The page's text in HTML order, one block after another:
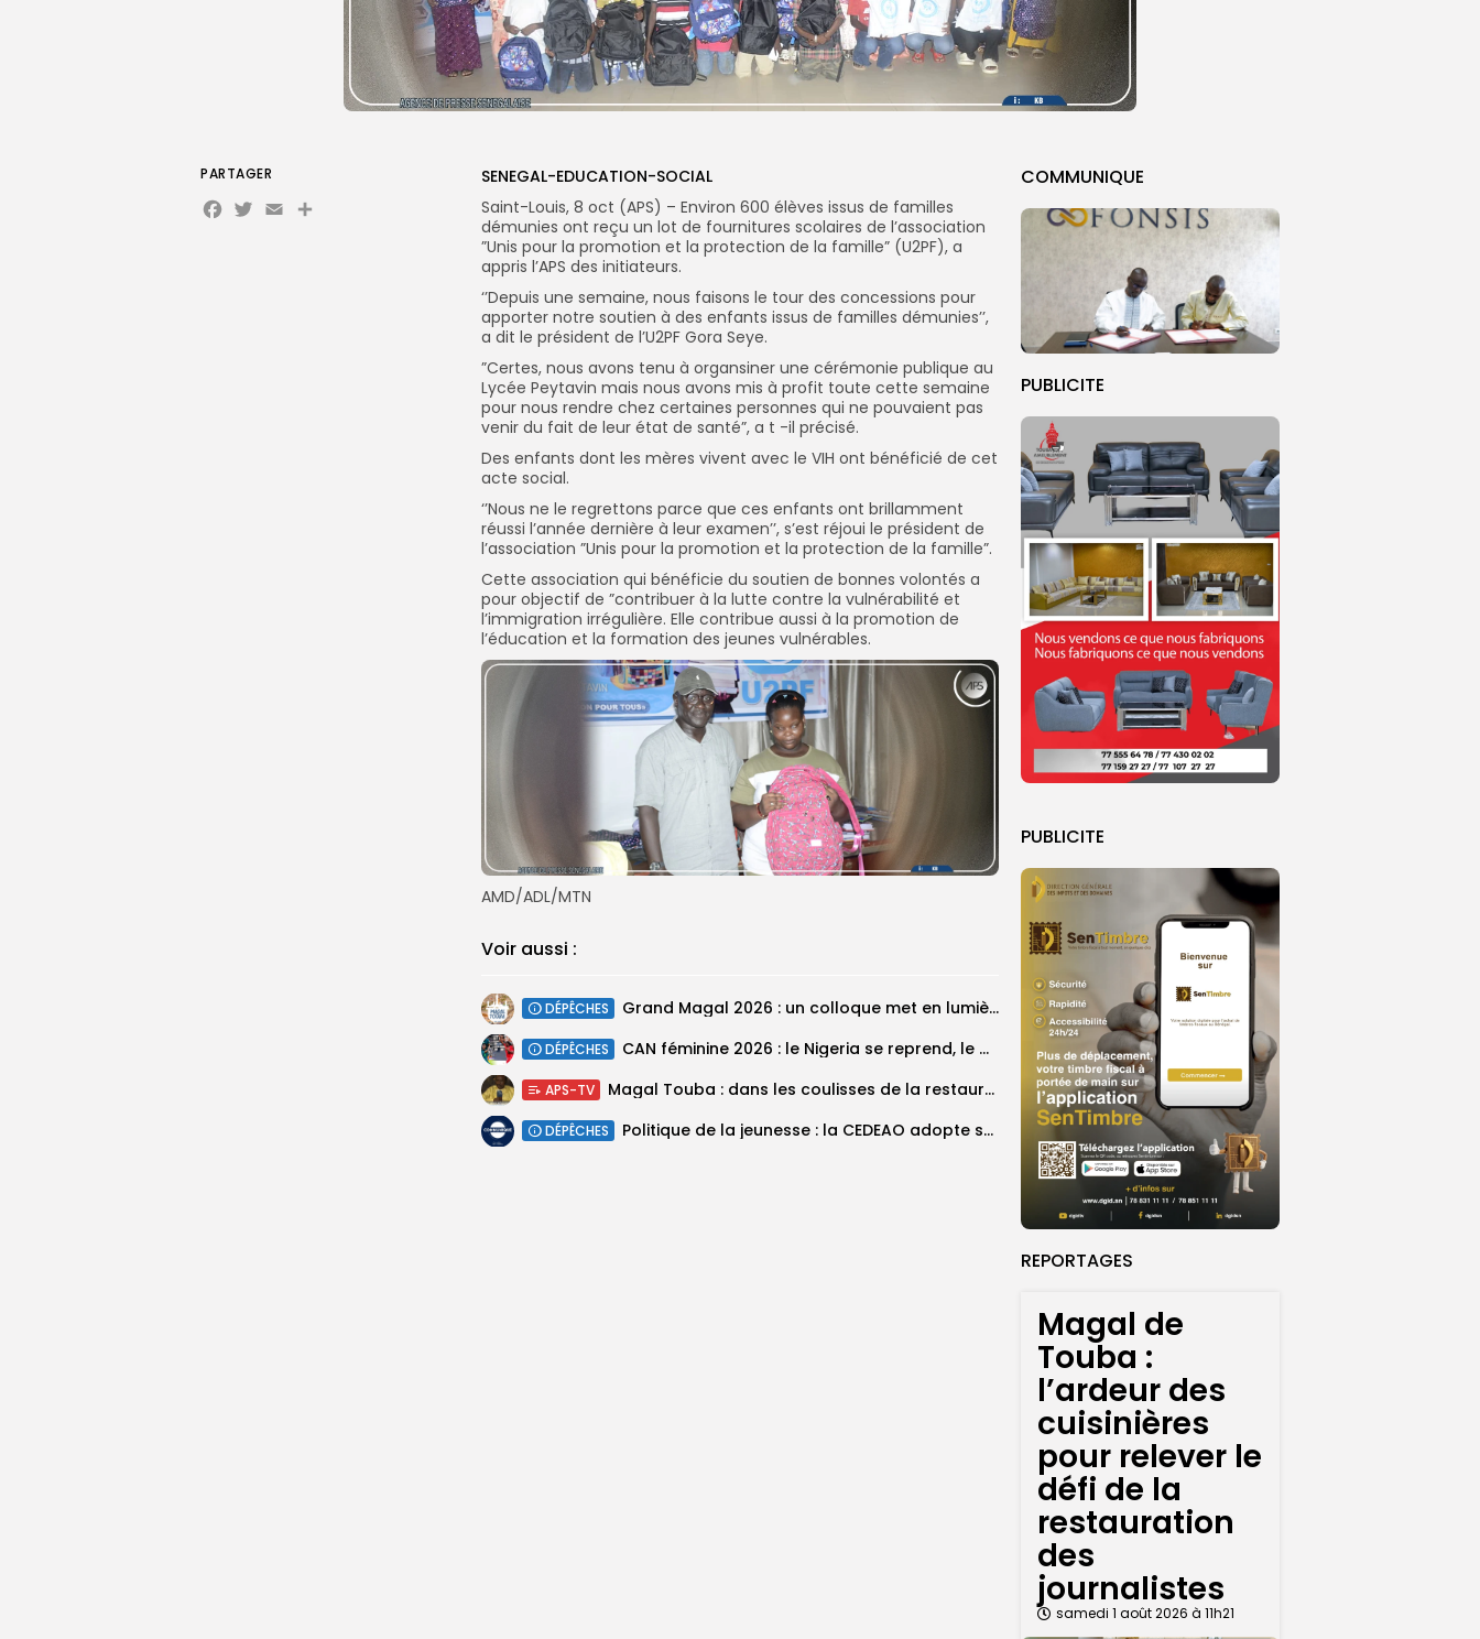
COMMUNIQUE
PUBLICITE
PUBLICITE
REPORTAGES
Magal de
Touba :
l’ardeur des
cuisinières
pour relever le
défi de la
restauration
des
journalistes
samedi 1 août 2026 à 11h21
SENEGAL-EDUCATION-SOCIAL
Saint-Louis, 8 oct (APS) – Environ 600 élèves issus de familles
démunies ont reçu un lot de fournitures scolaires de l’association
”Unis pour la promotion et la protection de la famille” (U2PF), a
appris l’APS des initiateurs.
‘’Depuis une semaine, nous faisons le tour des concessions pour
apporter notre soutien à des enfants issus de familles démunies’’,
a dit le président de l’U2PF Gora Seye.
”Certes, nous avons tenu à organsiner une cérémonie publique au
Lycée Peytavin mais nous avons mis à profit toute cette semaine
pour nous rendre chez certaines personnes qui ne pouvaient pas
venir du fait de leur état de santé”, a t -il précisé.
Des enfants dont les mères vivent avec le VIH ont bénéficié de cet
acte social.
‘’Nous ne le regrettons parce que ces enfants ont brillamment
réussi l’année dernière à leur examen’’, s’est réjoui le président de
l’association ”Unis pour la promotion et la protection de la famille”.
Cette association qui bénéficie du soutien de bonnes volontés a
pour objectif de ”contribuer à la lutte contre la vulnérabilité et
l’immigration irrégulière. Elle contribue aussi à la promotion de
l’éducation et la formation des jeunes vulnérables.
AMD/ADL/MTN
Voir aussi :
DÉPÊCHES Grand Magal 2026 : un colloque met en lumière la portée universelle...
DÉPÊCHES ‎CAN féminine 2026 : le Nigeria se reprend, le Malawi surprend encore...
APS-TV Magal Touba : dans les coulisses de la restauration de la presse...
DÉPÊCHES Politique de la jeunesse : la CEDEAO adopte son plan d’actions stratégiques...
PARTAGER
Facebook
Twitter
Email